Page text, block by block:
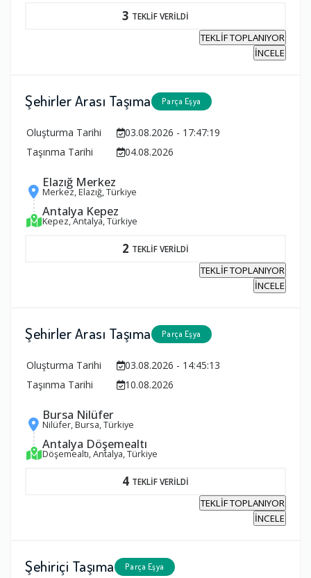
3 TEKLİF VERİLDİ
TEKLİF TOPLANIYOR
İNCELE
Şehirler Arası Taşıma Parça Eşya
Oluşturma Tarihi
03.08.2026 - 17:47:19
Taşınma Tarihi
04.08.2026
Elazığ Merkez
Merkez, Elazığ, Türkiye
Antalya Kepez
Kepez, Antalya, Türkiye
2 TEKLİF VERİLDİ
TEKLİF TOPLANIYOR
İNCELE
Şehirler Arası Taşıma Parça Eşya
Oluşturma Tarihi
03.08.2026 - 14:45:13
Taşınma Tarihi
10.08.2026
Bursa Nilüfer
Nilüfer, Bursa, Türkiye
Antalya Döşemealtı
Döşemealtı, Antalya, Türkiye
4 TEKLİF VERİLDİ
TEKLİF TOPLANIYOR
İNCELE
Şehiriçi Taşıma Parça Eşya